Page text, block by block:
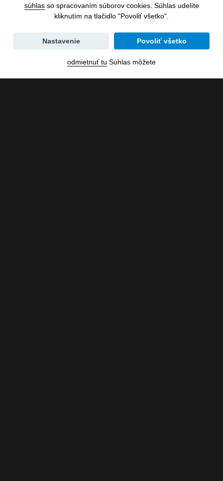
Zmena
dátumu
súhlasso spracovaním súborov cookies. Súhlas udelíte
kliknutím na tlačidlo "Povoliť všetko".
Povoliť všetko
Nastavenie
odmietnuť tu Súhlas môžete